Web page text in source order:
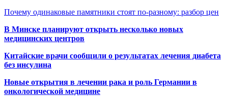
Почему одинаковые памятники стоят по-разному: разбор цен
В Минске планируют открыть несколько новых
медицинских центров
Китайские врачи сообщили о результатах лечения диабета
без инсулина
Новые открытия в лечении рака и роль Германии в
онкологической медицине